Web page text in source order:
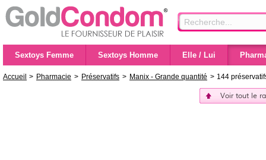
Sextoys Femme Sextoys Homme Elle / Lui
Accueil > Pharmacie > Préservatifs > Manix - Grande quantité > 144
Voir tout le